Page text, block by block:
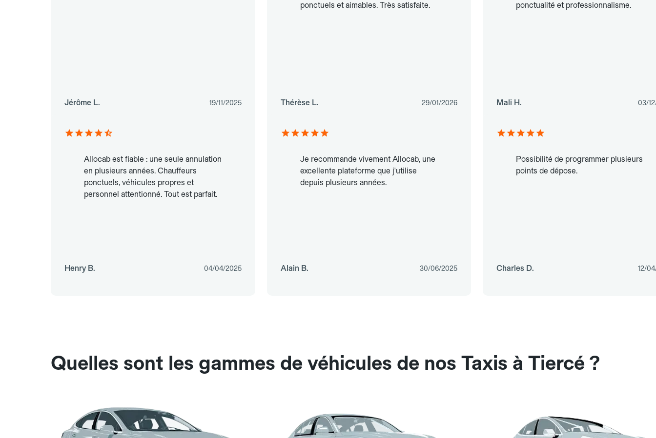
Jérôme L. 19/11/2025
ponctuels et aimables. Très satisfaite.
Thérèse L. 29/01/2026
ponctualité et professionnalisme.
Mali H. 03/
Allocab est fiable : une seule annulation
en plusieurs années. Chauffeurs
ponctuels, véhicules propres et
personnel attentionné. Tout est parfait.
Henry B. 04/04/2025
Je recommande vivement Allocab, une
excellente plateforme que j'utilise
depuis plusieurs années.
Alain B. 30/06/2025
Possibilité de programmer plusieurs
points de dépose.
Charles D. 12/
Quelles sont les gammes de véhicules de nos Taxis à Tiercé ?